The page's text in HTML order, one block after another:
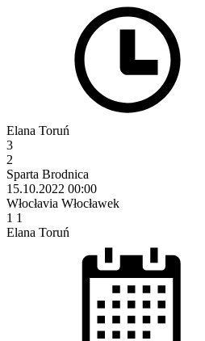
Elana Toruń
3
2
Sparta Brodnica
15.10.2022 00:00
Włocłavia Włocławek
1 1
Elana Toruń